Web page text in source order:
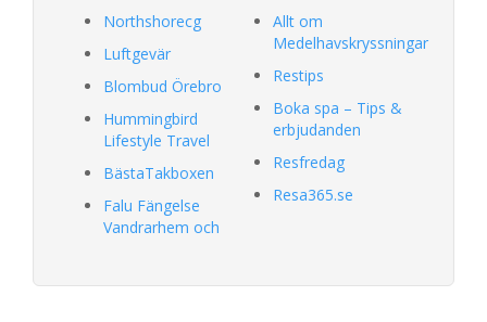
Northshorecg
Luftgevär
Blombud Örebro
Hummingbird
Lifestyle Travel
BästaTakboxen
Falu Fängelse
Vandrarhem och
Allt om
Medelhavskryssningar
Restips
Boka spa – Tips &
erbjudanden
Resfredag
Resa365.se